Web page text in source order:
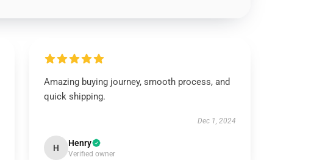
Amazing buying journey, smooth process, and
quick shipping.
Dec 1, 2024
H Henry
Verified owner